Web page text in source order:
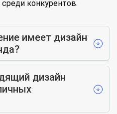
конкурентов.
имеет дизайн
дизайн